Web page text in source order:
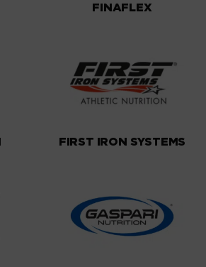
FINAFLEX
FIRST IRON SYSTEMS